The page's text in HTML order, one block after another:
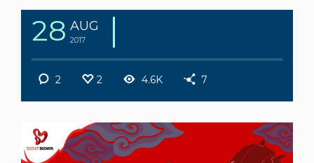
28 AUG
2017
2 2 4.6K 7